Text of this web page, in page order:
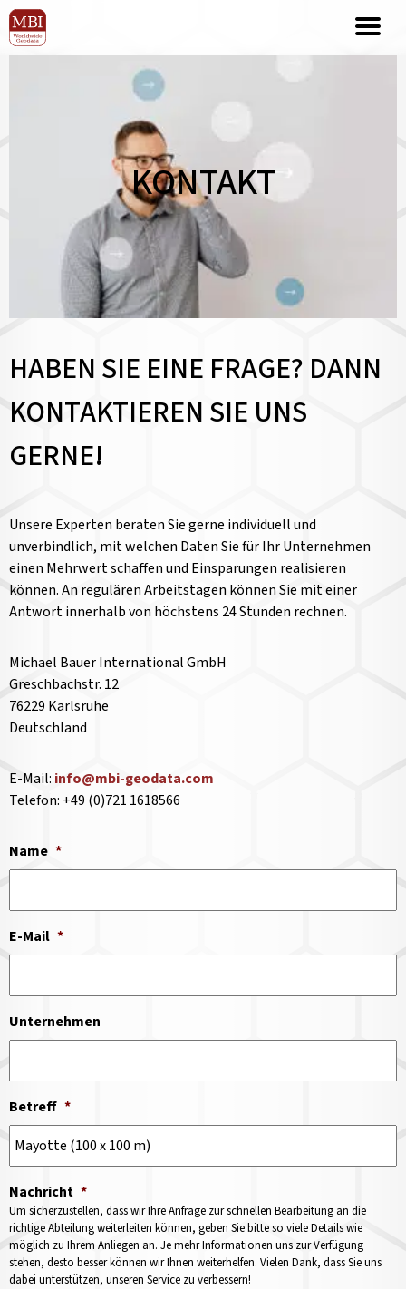
KONTAKT
HABEN SIE EINE FRAGE? DANN
KONTAKTIEREN SIE UNS
GERNE!
Unsere Experten beraten Sie gerne individuell und
unverbindlich, mit welchen Daten Sie für Ihr Unternehmen
einen Mehrwert schaffen und Einsparungen realisieren
können. An regulären Arbeitstagen können Sie mit einer
Antwort innerhalb von höchstens 24 Stunden rechnen.
Michael Bauer International GmbH
Greschbachstr. 12
76229 Karlsruhe
Deutschland
E-Mail: info@mbi-geodata.com
Telefon: +49 (0)721 1618566
Name *
E-Mail *
Unternehmen
Betreff *
Nachricht *
Um sicherzustellen, dass wir Ihre Anfrage zur schnellen Bearbeitung an die
richtige Abteilung weiterleiten können, geben Sie bitte so viele Details wie
möglich zu Ihrem Anliegen an. Je mehr Informationen uns zur Verfügung
stehen, desto besser können wir Ihnen weiterhelfen. Vielen Dank, dass Sie uns
dabei unterstützen, unseren Service zu verbessern!